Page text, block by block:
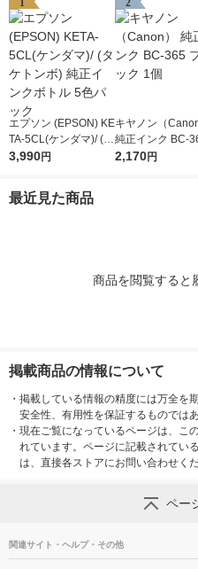
1
エプソン (EPSON) KE
TA-5CL(ケンダマ)/ (タ
ケトンボ) 純正インク
3,990円
2
キヤノン（Canon
純正インク BC-
ラック 1個
2,170円
最近見た商品
商品を閲覧すると
掲載商品の情報について
・ 掲載している情報の精度には万全を
安全性、有用性を保証するものではあ
・ 現在ご覧になっているページは、こ
れています。ページに記載されてい
は、直接各ストアにお問い合わせくだ
ペー
関連サイト・ヘルプ・その他